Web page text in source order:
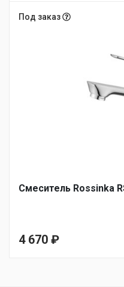
Под заказ
Смеситель Rossinka
4 670 ₽